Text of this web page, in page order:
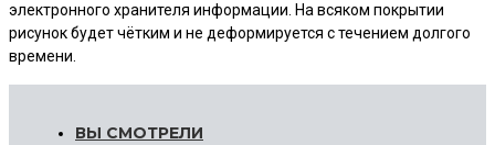
электронного хранителя информации. На всяком покрытии
рисунок будет чётким и не деформируется с течением долгого
времени.
ВЫ СМОТРЕЛИ